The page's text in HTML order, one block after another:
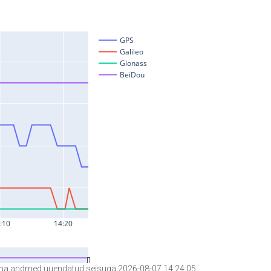
andmed uuendatud seisuga 2026-08-07 14:24:05